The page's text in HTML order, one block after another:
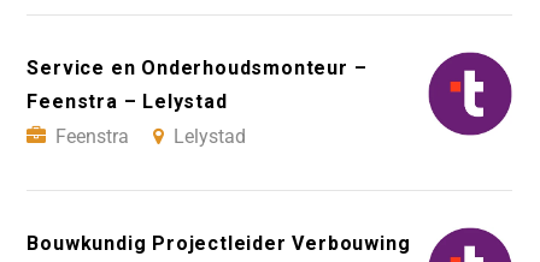
Service en Onderhoudsmonteur –
Feenstra – Lelystad
Feenstra
Lelystad
Bouwkundig Projectleider Verbouwing